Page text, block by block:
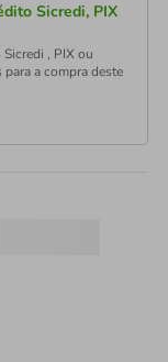
Sicredi, PIX
, PIX ou
a compra deste